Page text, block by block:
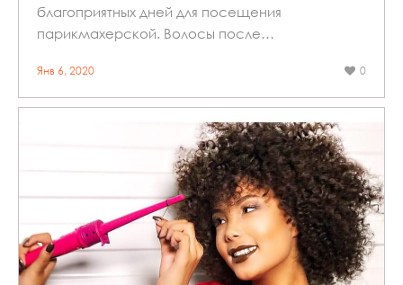
благоприятных дней для посещения
парикмахерской. Волосы после…
0
Янв 6, 2020